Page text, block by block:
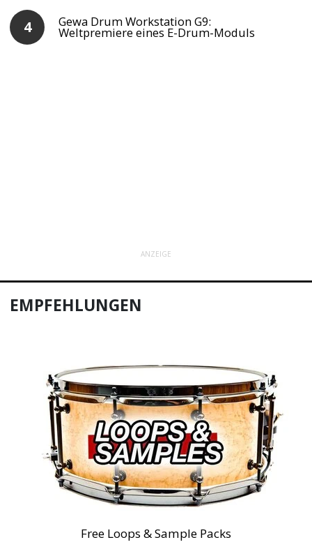
Gewa Drum Workstation G9:
Weltpremiere eines E-Drum-Moduls
ANZEIGE
EMPFEHLUNGEN
Free Loops & Sample Packs